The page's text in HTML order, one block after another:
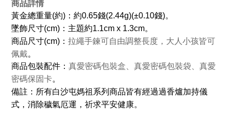
商品詳情
黃金總重量(約)：約0.65錢(2.44g)(±0.10錢)。
墜飾尺寸(cm)：主題約1.1cm x 1.3cm。
商品尺寸(cm)： 拉繩手鍊可自由調整長度，大人小孩皆可
佩戴。
商品包裝配件： 真愛密碼包裝盒、真愛密碼包裝袋、真愛
密碼保固卡。
備註： 所有白沙屯媽祖系列商品皆有經過過香爐加持儀
式，消除穢氣厄運，祈求平安健康。